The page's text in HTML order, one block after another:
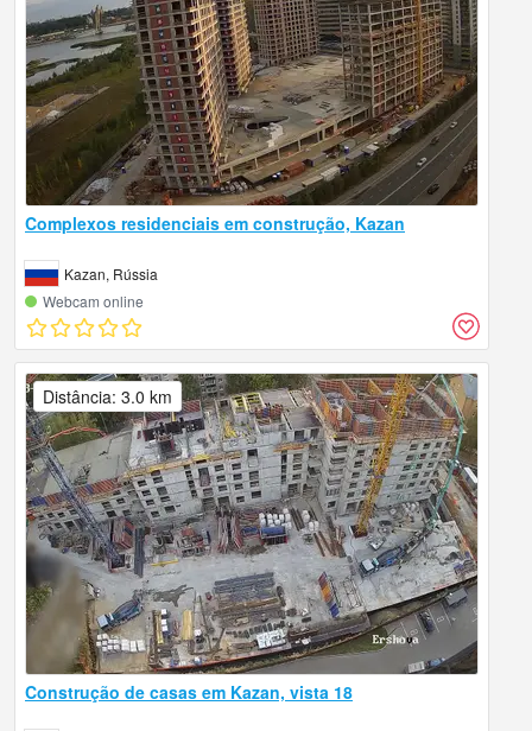
Complexos residenciais em construção, Kazan
Kazan, Rússia
Webcam online
Construção de casas em Kazan, vista 18
Distância: 3.0 km